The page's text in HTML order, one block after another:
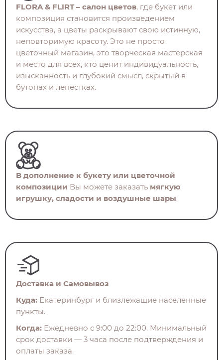
FLORA & FLIRT – салон цветов, где букет или
композиция становится произведением
искусства, а цветы раскрывают свою истинную,
неповторимую красоту. Это не просто
цветочный магазин, это творческая мастерская
и место для всех, кто ценит индивидуальность,
изысканность и глубокий смысл, скрытый в
бутонах и лепестках.
В дополнение к букету или цветочной
композиции Вы можете заказать мягкую
игрушку, сладости и воздушные шары.
Доставка и Самовывоз
Куда: Екатеринбург и близлежащие населенные
пункты.
Когда: Ежедневно с 9:00 до 22:00. Минимальный
срок доставки — 3 часа после подтверждения и
оплаты заказа.